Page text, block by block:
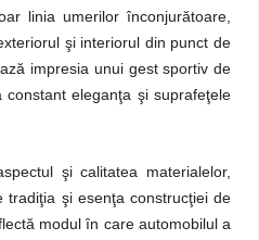
linia umerilor înconjurătoare,
şi interiorul din punct de
impresia unui gest sportiv de
eleganţa şi suprafeţele
şi calitatea materialelor,
tradiţia şi esenţa construcţiei de
modul în care automobilul a